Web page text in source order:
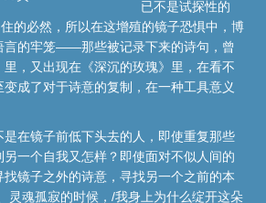
已不是试探性的
的必然，所以在这增殖的镜子恐惧中，博
言的牢笼——那些被记录下来的诗句，曾
，又出现在《深沉的玫瑰》里，在看不
变成了对于诗意的复制，在一种工具意义
在镜子前低下头去的人，即使重复那些
一个自我又怎样？即使面对不似人间的
镜子之外的诗意，寻找另一个之前的本
灵魂孤寂的时候，/我身上为什么绽开这朵